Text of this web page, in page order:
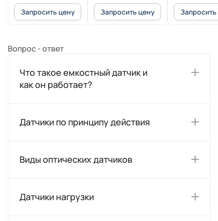
Запросить цену
станков
Запросить цену
Вопрос - ответ
Что такое емкостный датчик и
как он работает?
Датчики по принципу действия
Виды оптических датчиков
Датчики нагрузки